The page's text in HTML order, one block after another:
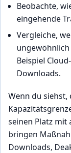
Beobachte,
eingehende
Vergleiche,
Beispiel
Downloads.
Wenn du
seinen Platz mit
bringen
Downloads,